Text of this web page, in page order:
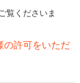
覧くださいま
の許可をいただ